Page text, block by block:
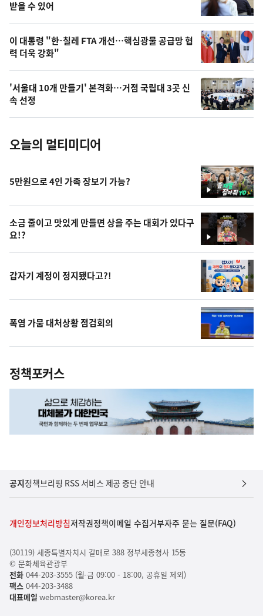
상
오
늘
의
사
진
받을 수 있어
이 대통령 "한-칠레 FTA 개선…핵심광물 공급망 협
력 더욱 강화"
'서울대 10개 만들기' 본격화…거점 국립대 3곳 신
속 선정
오늘의 멀티미디어
영
상
5만원으로 4인 가족 장보기 가능?
영
상
소금 줄이고 맛있게 만들면 상을 주는 대회가 있다구
요!?
갑자기 계정이 정지됐다고?!
폭염 가뭄 대처상황 점검회의
정책포커스
공지정책브리핑 RSS 서비스 제공 중단 안내
개인정보처리방침저작권정책이메일 수집거부자주 묻는 질문(FAQ)
(30119) 세종특별자치시 갈매로 388 정부세종청사 15동
© 문화체육관광부
전화044-203-3555 (월-금 09:00 - 18:00, 공휴일 제외)
팩스 044-203-3488
대표메일 webmaster@korea.kr